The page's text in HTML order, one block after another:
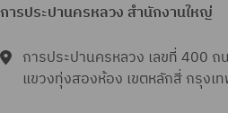
การประปานครหลวง สำนักงานใหญ่
การประปานครหลวง เลขที่ 400 ถ
แขวงทุ่งสองห้อง เขตหลักสี่ กรุงเ